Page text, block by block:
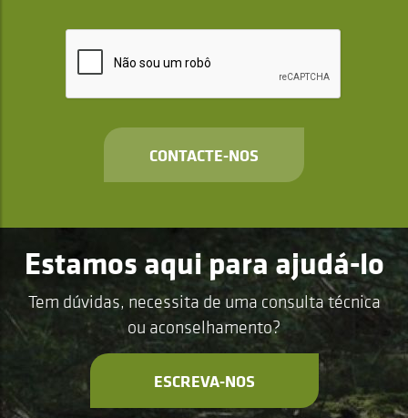
CONTACTE-NOS
Estamos aqui para ajudá-lo
Tem dúvidas, necessita de uma consulta técnica
ou aconselhamento?
ESCREVA-NOS